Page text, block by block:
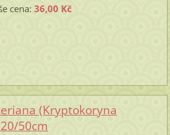
cena: 36,00 Kč
(Kryptokoryna
50cm